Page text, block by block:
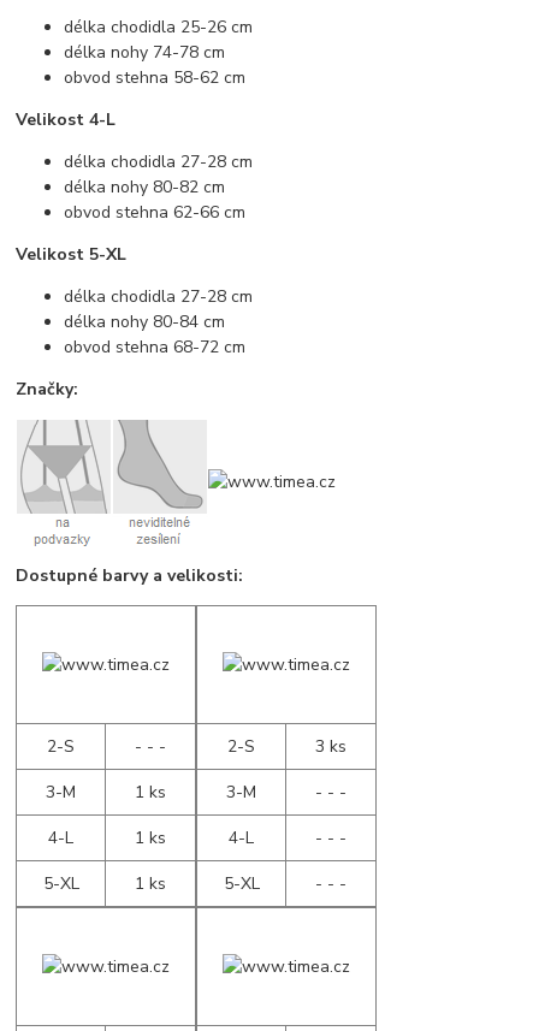
délka chodidla 25-26 cm
délka nohy 74-78 cm
obvod stehna 58-62 cm
Velikost 4-L
délka chodidla 27-28 cm
délka nohy 80-82 cm
obvod stehna 62-66 cm
Velikost 5-XL
délka chodidla 27-28 cm
délka nohy 80-84 cm
obvod stehna 68-72 cm
Značky:
Dostupné barvy a velikosti:
2-S
- - -
3-M
1 ks
4-L
1 ks
5-XL
1 ks
2-S
3 ks
3-M
- - -
4-L
- - -
5-XL
- - -